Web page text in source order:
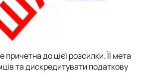
до цієї розсилки. Її мета
та дискредитувати податкову